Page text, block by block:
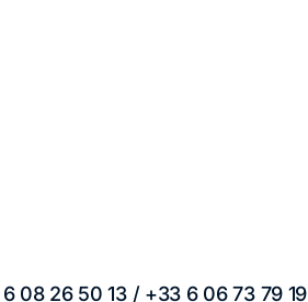
08 26 50 13 / +33 6 06 73 79 19